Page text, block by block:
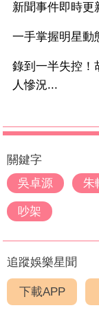
新聞事件即時
一手掌握明星動
錄到一半失控
人慘況...
關鍵字
吳卓源
朱
吵架
追蹤娛樂星聞
下載APP